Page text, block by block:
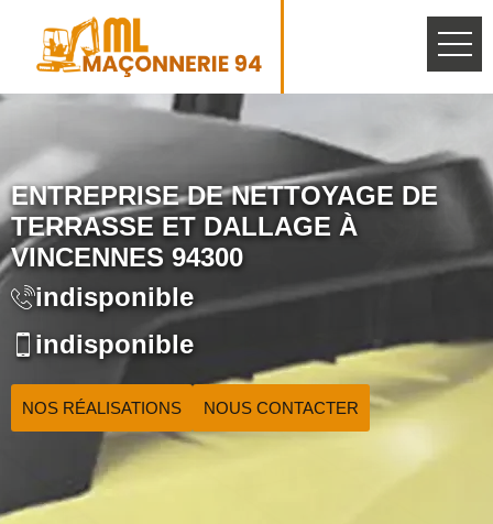
ENTREPRISE DE NETTOYAGE DE
TERRASSE ET DALLAGE À
VINCENNES 94300
indisponible
indisponible
NOS RÉALISATIONS NOUS CONTACTER